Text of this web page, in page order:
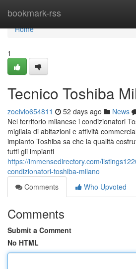
bookmark-rss
Home
Home
1
Tecnico Toshiba
zoeivlo654811 52 days ago News
Nel territorio milanese i condizionatori
migliaia di abitazioni e attività
impianto Toshiba sa che la qualità
tutti gli impianti
https://immensedirectory.com/
condizionatori-toshiba-milano
Comments
Who Upvoted
Comments
Submit a Comment
No HTML